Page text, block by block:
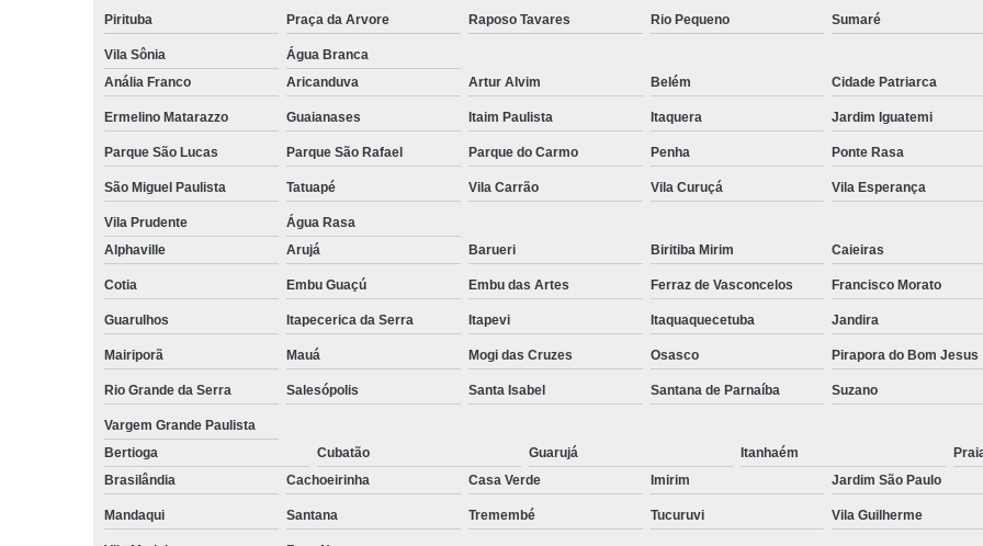
Pigmentação de Cabelo
Preenchimento Capilar Central
Preenchimento Capilar com
Preenchimento Capilar em
Preenchimento Capilar
Tratamento de Calvície
Tratamento para a Calvície
Tratamento para a Calvície Feminina
Tratamento para Calvície
Pirituba Praça da Arvore Raposo Tavares Rio Pequeno Sumaré
Vila Sônia
Água Branca
Anália Franco
Aricanduva Artur Alvim Belém Cidade Patriarca
Ermelino Matarazzo Guaianases Itaim Paulista Itaquera Jardim Iguatemi
Parque São Lucas Parque São Rafael Parque do Carmo Penha Ponte Rasa
São Miguel Paulista Tatuapé Vila Carrão Vila Curuçá Vila Esperança
Vila Prudente
Água Rasa
Alphaville
Arujá Barueri Biritiba Mirim Caieiras
Cotia Embu Guaçú Embu das Artes Ferraz de Vasconcelos Francisco Morato
Guarulhos Itapecerica da Serra Itapevi Itaquaquecetuba Jandira
Mairiporã Mauá Mogi das Cruzes Osasco Pirapora do Bom Jesus
Rio Grande da Serra Salesópolis Santa Isabel Santana de Parnaíba Suzano
Vargem Grande Paulista
Bertioga
Cubatão Guarujá Itanhaém
Brasilândia
Cachoeirinha Casa Verde Imirim Jardim São Paulo
Mandaqui Santana Tremembé Tucuruvi Vila Guilherme